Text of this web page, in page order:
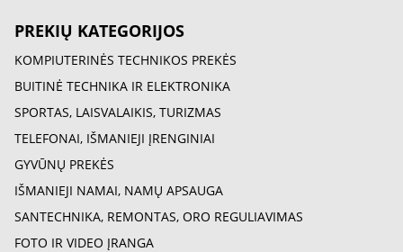
PREKIŲ KATEGORIJOS
KOMPIUTERINĖS TECHNIKOS PREKĖS
BUITINĖ TECHNIKA IR ELEKTRONIKA
SPORTAS, LAISVALAIKIS, TURIZMAS
TELEFONAI, IŠMANIEJI ĮRENGINIAI
GYVŪNŲ PREKĖS
IŠMANIEJI NAMAI, NAMŲ APSAUGA
SANTECHNIKA, REMONTAS, ORO REGULIAVIMAS
FOTO IR VIDEO ĮRANGA